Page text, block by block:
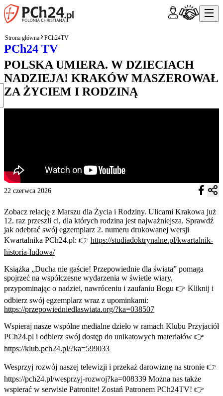
Strona główna PCh24TV
PCh24 TV
POLSKA UMIERA. W DZIECIACH
NADZIEJA! KRAKÓW MASZEROWAŁ
ZA ŻYCIEM I RODZINĄ
22 czerwca 2026
Zobacz relację z Marszu dla Życia i Rodziny. Ulicami Krakowa już
12. raz przeszli ci, dla których rodzina jest najważniejsza. Sprawdź
jak odebrać swój egzemplarz 2. numeru drukowanej wersji
Kwartalnika PCh24.pl: 👉 https://studiadoktrynalne.pl/kwartalnik-
historia-ludowa/
Książka „Ducha nie gaście! Przepowiednie dla świata” pomaga
spojrzeć na współczesne wydarzenia w świetle wiary,
przypominając o nadziei, nawróceniu i zaufaniu Bogu 👉 Kliknij i
odbierz swój egzemplarz wraz z upominkami:
https://przepowiedniedlaswiata.org/?ka=038507
Wspieraj nasze wspólne medialne dzieło w ramach Klubu Przyjaciół
PCh24.pl i odbierz swój dostęp do unikatowych materiałów 👉
https://klub.pch24.pl/?ka=599033
Wesprzyj rozwój naszej telewizji i przekaż darowiznę na stronie 👉
https://pch24.pl/wesprzyj-rozwoj?ka=008339 Można nas także
wspierać w serwisie Patronite! Zostań Patronem PCh24TV! 👉